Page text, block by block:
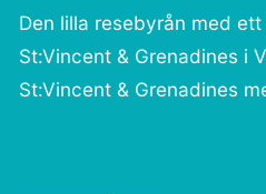
Den lilla resebyrån med
St:Vincent & Grenadines i
St:Vincent & Grenadines